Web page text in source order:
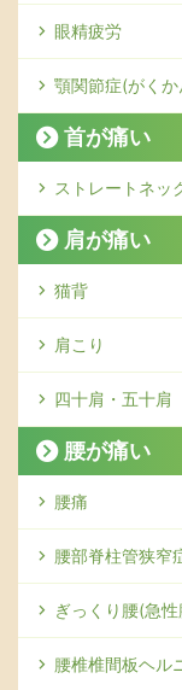
眼精疲労
顎関節症(がく
首が痛い
ストレートネッ
肩が痛い
猫背
肩こり
四十肩・五十肩
腰が痛い
腰痛
腰部脊柱管狭窄
ぎっくり腰(急
腰椎椎間板ヘル